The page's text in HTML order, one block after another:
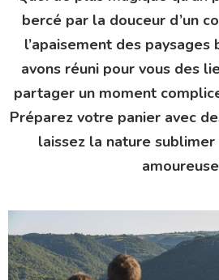
bercé par la douceur d’un
l’apaisement des paysages
avons réuni pour vous des
partager un moment
Préparez votre panier avec
laissez la nature